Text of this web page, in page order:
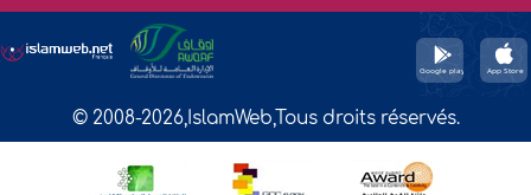
© 2008-2026,IslamWeb,Tous droits réservés.